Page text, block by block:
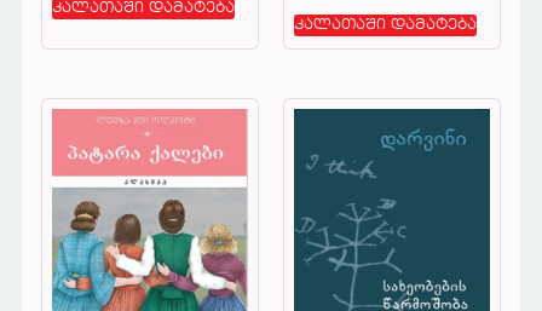
კალათაში დამატება
კალათაში დამატება